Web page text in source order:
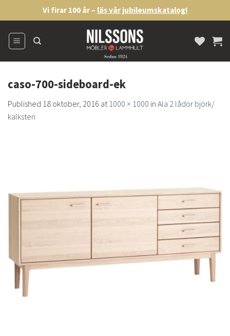
to
content
Vi firar 100 år – läs vår jubileumskatalog!
caso-700-sideboard-ek
Published 18 oktober, 2016 at1000 × 1000 in Ala 2 lådor björk/
kalksten